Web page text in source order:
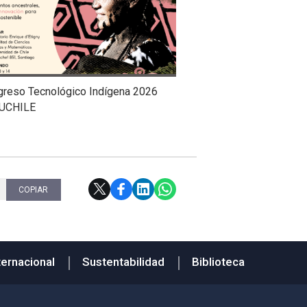
Tecnológico Indígena 2026
COPIAR
Sustentabilidad Biblioteca